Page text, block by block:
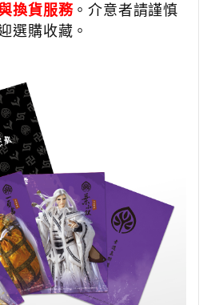
換貨服務。介意者請謹慎
選購收藏。